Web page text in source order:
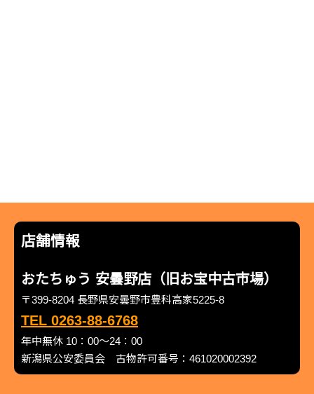
店舗情報
おたちゅう 安曇野店（旧お宝中古市場）
〒399-8204 長野県安曇野市豊科高家5225-8
TEL 0263-88-6768
年中無休 10：00～24：00
新潟県公安委員会 古物許可番号：461020002392